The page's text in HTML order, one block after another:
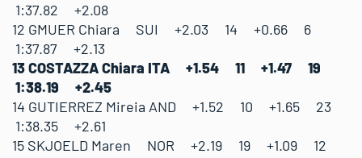
1:37.82 +2.08
12 GMUER Chiara SUI +2.03 14 +0.66 6
1:37.87 +2.13
13 COSTAZZA Chiara ITA +1.54 11 +1.47 19
1:38.19 +2.45
14 GUTIERREZ Mireia AND +1.52 10 +1.65 23
1:38.35 +2.61
15 SKJOELD Maren NOR +2.19 19 +1.09 12